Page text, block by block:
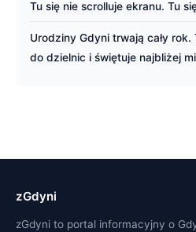
Tu się nie scrolluje ekranu. Tu
Urodziny Gdyni trwają cały
do dzielnic i świętuje najbliżej
zGdyni
zGdyni to portal informacyjny o